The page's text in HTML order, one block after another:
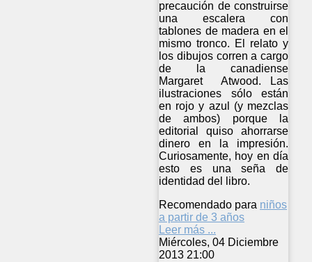
precaución de construirse
una escalera con
tablones de madera en el
mismo tronco. El relato y
los dibujos corren a cargo
de la canadiense
Margaret Atwood. Las
ilustraciones sólo están
en rojo y azul (y mezclas
de ambos) porque la
editorial quiso ahorrarse
dinero en la impresión.
Curiosamente, hoy en día
esto es una seña de
identidad del libro.
Recomendado para niños
a partir de 3 años
Leer más ...
Miércoles, 04 Diciembre
2013 21:00